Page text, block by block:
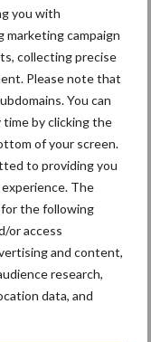
you with
marketing campaign
collecting precise
Please note that
You can
by clicking the
of your screen.
to providing you
The
the following
or access
and content,
research,
data, and
Fokkerij